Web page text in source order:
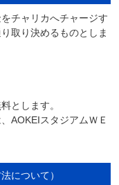
チャリカへチャージす
取り決めるものとしま
とします。
AOKEIスタジアムＷＥ
について）